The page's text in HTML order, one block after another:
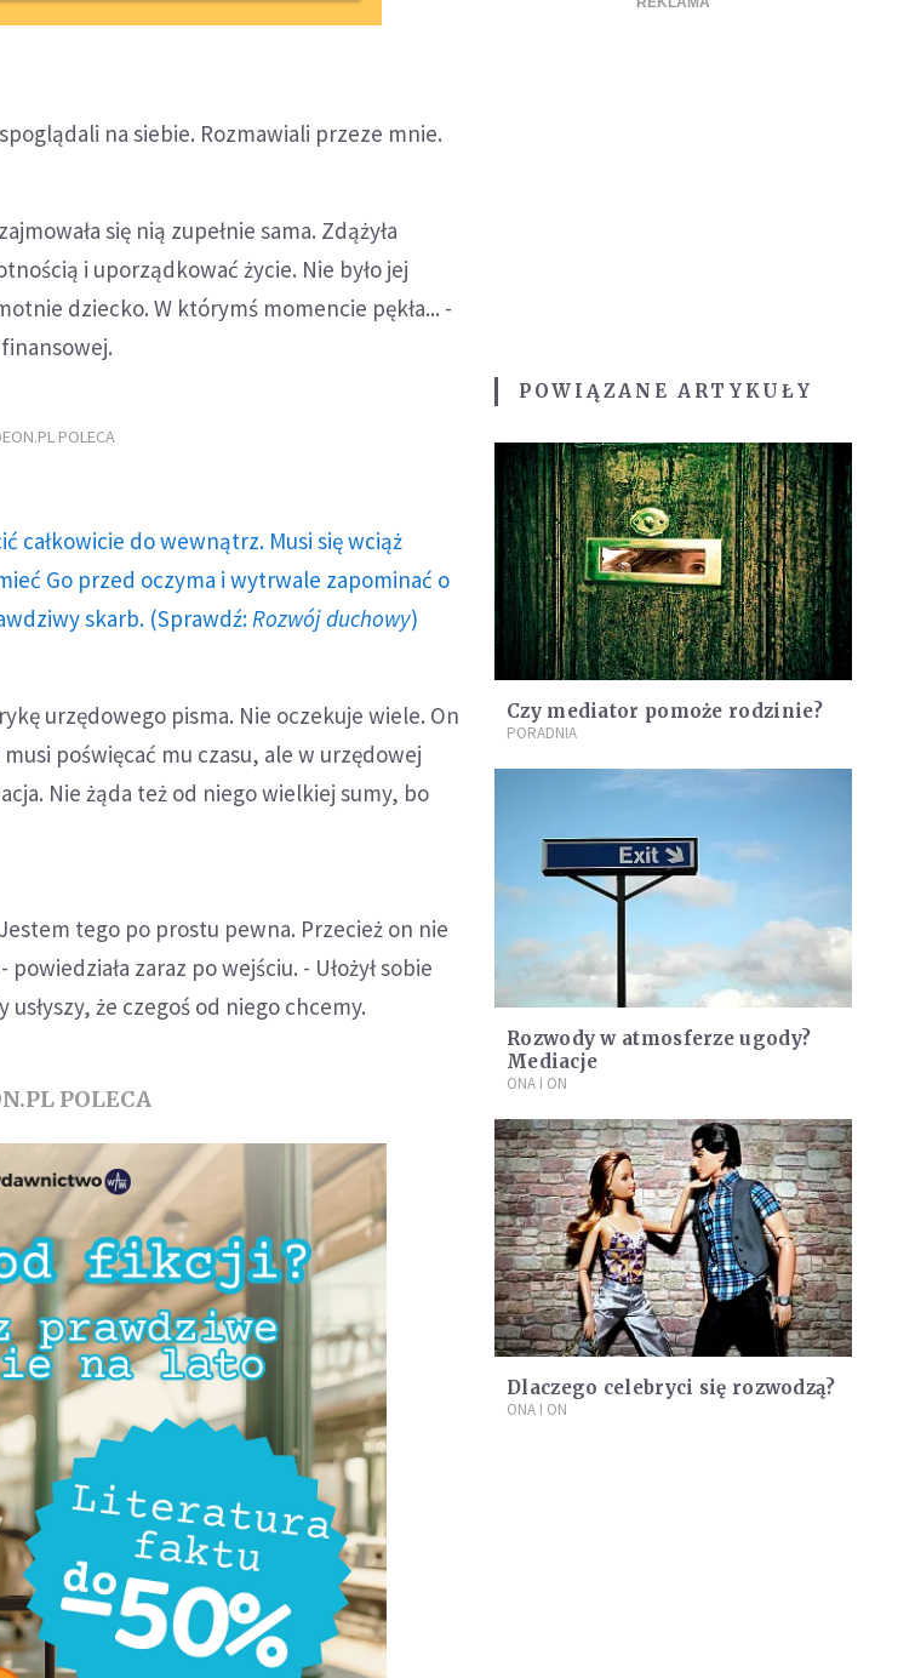
na siebie. Rozmawiali przeze mnie.
się nią zupełnie sama. Zdążyła
i uporządkować życie. Nie było jej
dziecko. W którymś momencie pękła... -
POLECA
całkowicie do wewnątrz. Musi się wciąż
Go przed oczyma i wytrwale zapominać o
skarb. (Sprawdź: Rozwój duchowy)
urzędowego pisma. Nie oczekuje wiele. On
poświęcać mu czasu, ale w urzędowej
Nie żąda też od niego wielkiej sumy, bo
tego po prostu pewna. Przecież on nie
zaraz po wejściu. - Ułożył sobie
że czegoś od niego chcemy.
POLECA
POWIĄZANE ARTYKUŁY
Czy mediator pomoże rodzinie?
PORADNIA
Rozwody w atmosferze ugody?
Mediacje
ONA I ON
Dlaczego celebryci się rozwodzą?
ONA I ON